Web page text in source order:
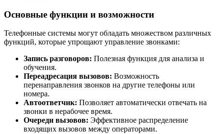
Основные функции и возможности
Телефонные системы могут обладать множеством различных
функций, которые упрощают управление звонками:
Запись разговоров: Полезная функция для анализа и
обучения.
Переадресация вызовов: Возможность
перенаправления звонков на другие телефоны или
номера.
Автоответчик: Позволяет автоматически отвечать на
звонки в нерабочее время.
Очереди вызовов: Эффективное распределение
входящих вызовов между операторами.